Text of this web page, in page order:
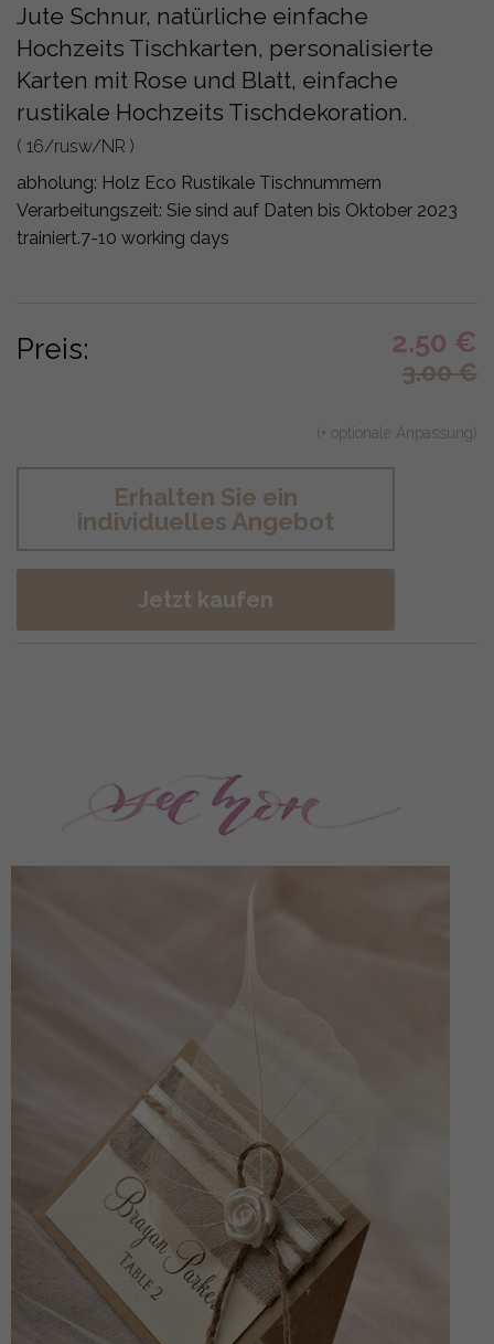
Jute Schnur, natürliche einfache
Hochzeits Tischkarten, personalisierte
Karten mit Rose und Blatt, einfache
rustikale Hochzeits Tischdekoration.
( 16/rusw/NR )
abholung: Holz Eco Rustikale Tischnummern
Verarbeitungszeit: Sie sind auf Daten bis Oktober 2023
trainiert.7-10 working days
Preis: 2.50 €
3.00€
(+ optionale Anpassung)
Erhalten Sie ein
individuelles Angebot
Jetzt kaufen